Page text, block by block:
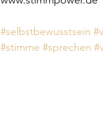
#selbstbewusstsein
#stimme #sprechen